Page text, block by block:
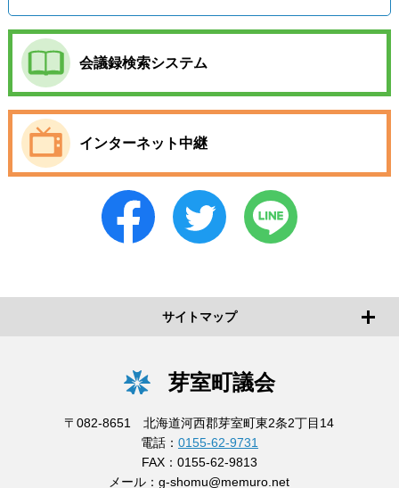
会議録検索システム
インターネット中継
サイトマップ
芽室町議会
〒082-8651 北海道河西郡芽室町東2条2丁目14
電話： 0155-62-9731
FAX：0155-62-9813
メール：g-shomu@memuro.net